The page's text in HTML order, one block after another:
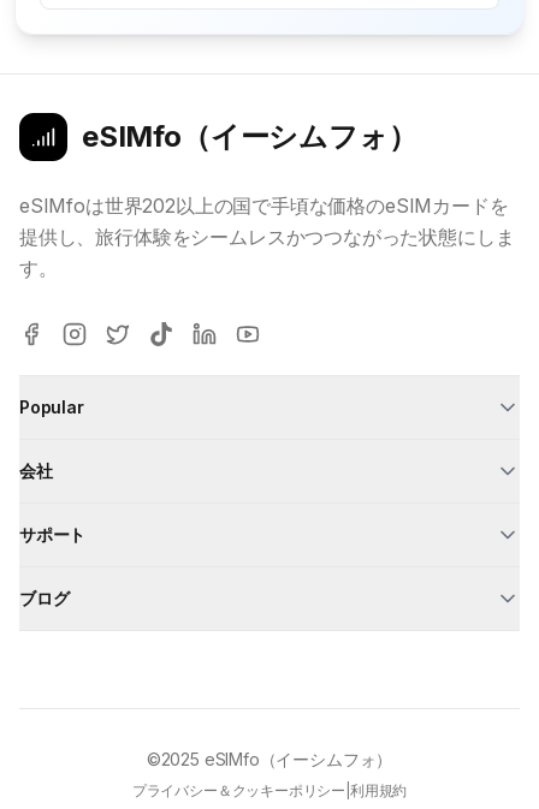
eSIMfo（イーシムフォ）
eSIMfoは世界202以上の国で手頃な価格のeSIMカードを
提供し、旅行体験をシームレスかつつながった状態にしま
す。
Popular
会社
サポート
ブログ
©2025 eSIMfo（イーシムフォ）
プライバシー＆クッキーポリシー 利用規約